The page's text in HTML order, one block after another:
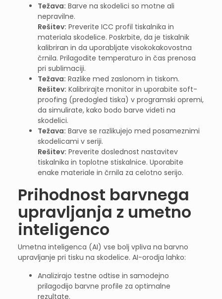
Težava: Barve na skodelici so motne ali
nepravilne.
Rešitev: Preverite ICC profil tiskalnika in
materiala skodelice. Poskrbite, da je tiskalnik
kalibriran in da uporabljate visokokakovostna
črnila. Prilagodite temperaturo in čas prenosa
pri sublimaciji.
Težava: Razlike med zaslonom in tiskom.
Rešitev: Kalibrirajte monitor in uporabite soft-
proofing (predogled tiska) v programski opremi,
da simulirate, kako bodo barve videti na
skodelici.
Težava: Barve se razlikujejo med posameznimi
skodelicami v seriji.
Rešitev: Preverite doslednost nastavitev
tiskalnika in toplotne stiskalnice. Uporabite
enake materiale in črnila za celotno serijo.
Prihodnost barvnega
upravljanja z umetno
inteligenco
Umetna inteligenca (AI) vse bolj vpliva na barvno
upravljanje pri tisku na skodelice. AI-orodja lahko:
Analizirajo testne odtise in samodejno
prilagodijo barvne profile za optimalne
rezultate.